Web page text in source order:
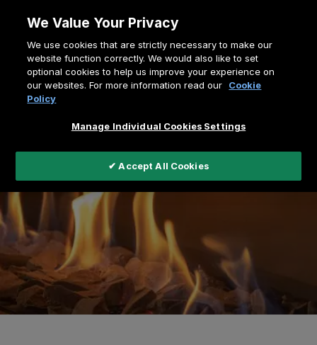
Inhalt
springenPfadnavigation
Home Wissenscenter
We Value Your Privacy
We use cookies that are strictly necessary to make our
website function correctly. We would also like to set
optional cookies to help us improve your experience on
our websites. For more information read our
Cookie
Policy
Manage Individual Cookies Settings
✔ Accept All Cookies